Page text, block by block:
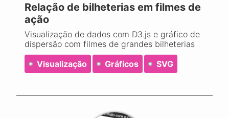
Relação de bilheterias em filmes de
ação
Visualização de dados com D3.js e gráfico de
dispersão com filmes de grandes bilheterias
Visualização
Gráficos SVG